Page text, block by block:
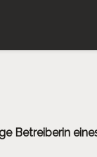
Betreiberin